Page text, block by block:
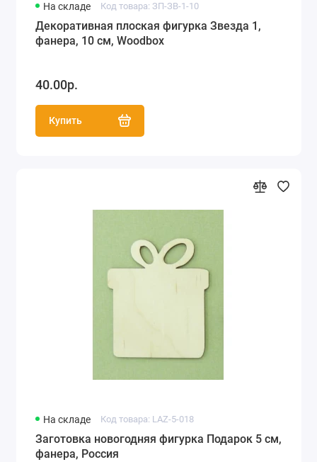
На складе Код товара: ЗП-ЗВ-1-10
Декоративная плоская фигурка Звезда 1,
фанера, 10 см, Woodbox
40.00р.
Купить
На складе Код товара: LAZ-5-018
Заготовка новогодняя фигурка Подарок 5 см,
фанера, Россия